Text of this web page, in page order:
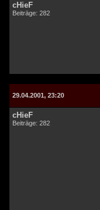
cHieF
Beiträge: 282
29.04.2001, 23:20
cHieF
Beiträge: 282